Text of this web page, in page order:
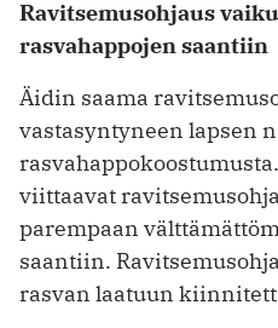
Ravitsemusohjaus
rasvahappojen saantiin
Äidin saama
vastasyntyneen lapsen
viittaavat
parempaan
saantiin.
rasvan laatuun